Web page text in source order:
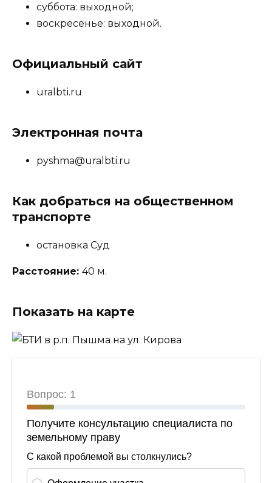
суббота: выходной;
воскресенье: выходной.
Официальный сайт
uralbti.ru
Электронная почта
pyshma@uralbti.ru
Как добраться на общественном
транспорте
остановка Суд
Расстояние: 40 м.
Показать на карте